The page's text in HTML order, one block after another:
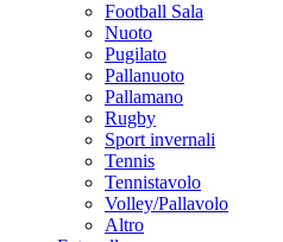
Football Sala
Nuoto
Pugilato
Pallanuoto
Pallamano
Rugby
Sport invernali
Tennis
Tennistavolo
Volley/Pallavolo
Altro